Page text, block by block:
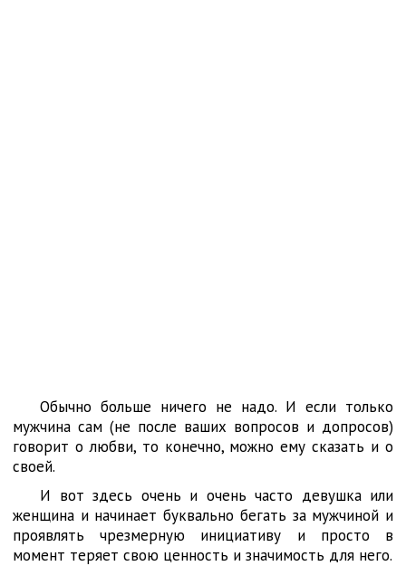
Обычно больше ничего не надо. И если только
мужчина сам (не после ваших вопросов и допросов)
говорит о любви, то конечно, можно ему сказать и о
своей.
И вот здесь очень и очень часто девушка или
женщина и начинает буквально бегать за мужчиной и
проявлять чрезмерную инициативу и просто в
момент теряет свою ценность и значимость для него.